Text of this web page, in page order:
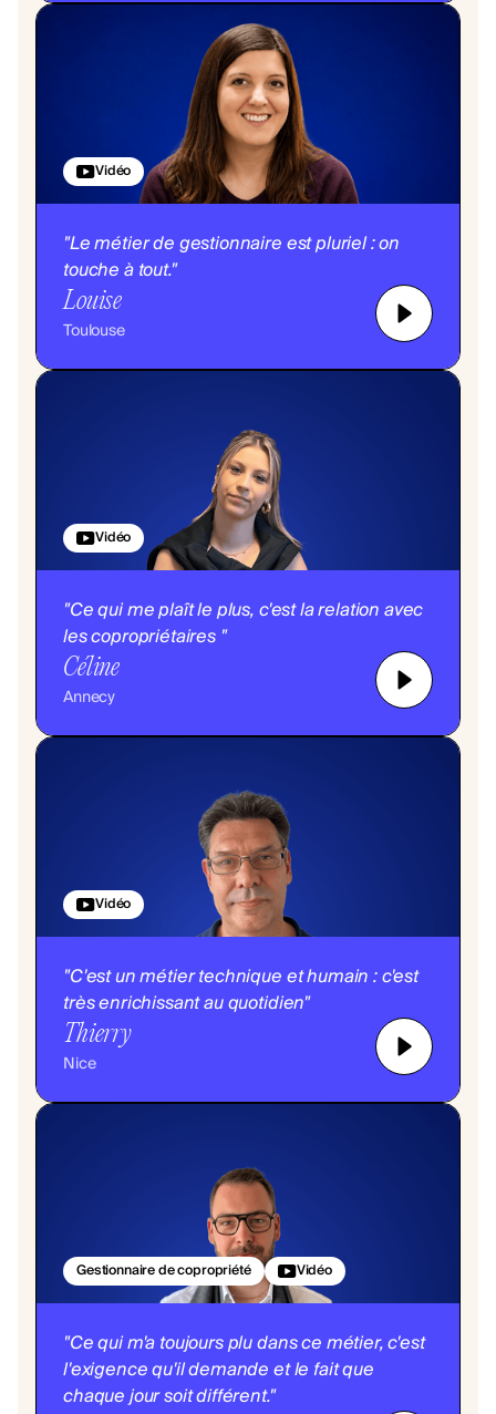
Vidéo
"Le métier de gestionnaire est pluriel : on
touche à tout."
Louise
Toulouse
Vidéo
"Ce qui me plaît le plus, c'est la relation avec
les copropriétaires "
Céline
Annecy
Vidéo
"C'est un métier technique et humain : c'est
très enrichissant au quotidien"
Thierry
Nice
Gestionnaire de copropriété Vidéo
"Ce qui m'a toujours plu dans ce métier, c'est
l'exigence qu'il demande et le fait que
chaque jour soit différent."